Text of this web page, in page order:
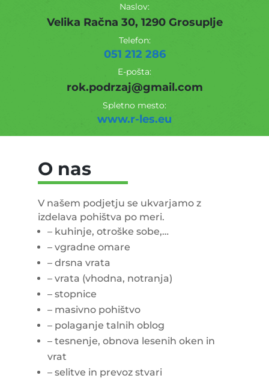
Naslov:
Velika Račna 30, 1290 Grosuplje
Telefon:
051 212 286
E-pošta:
rok.podrzaj@gmail.com
Spletno mesto:
www.r-les.eu
O nas
V našem podjetju se ukvarjamo z
izdelava pohištva po meri.
– kuhinje, otroške sobe,…
– vgradne omare
– drsna vrata
– vrata (vhodna, notranja)
– stopnice
– masivno pohištvo
– polaganje talnih oblog
– tesnenje, obnova lesenih oken in
vrat
– selitve in prevoz stvari